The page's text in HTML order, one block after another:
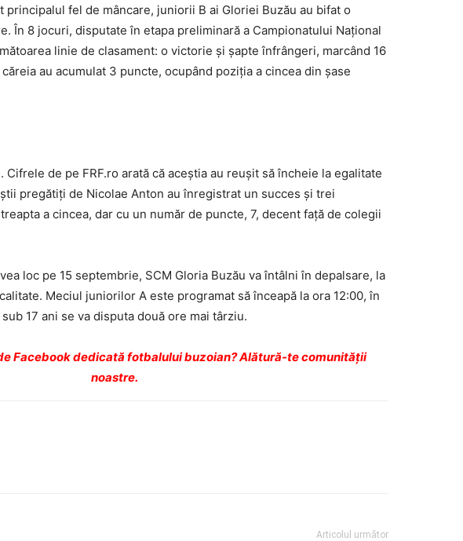
principalul fel de mâncare, juniorii B ai Gloriei Buzău au bifat o
În 8 jocuri, disputate în etapa preliminară a Campionatului Naţional
linie de clasament: o victorie şi şapte înfrângeri, marcând 16
au acumulat 3 puncte, ocupând poziţia a cincea din şase
de pe FRF.ro arată că aceştia au reuşit să încheie la egalitate
pregătiţi de Nicolae Anton au înregistrat un succes şi trei
a cincea, dar cu un număr de puncte, 7, decent faţă de colegii
loc pe 15 septembrie, SCM Gloria Buzău va întâlni în depalsare, la
Meciul juniorilor A este programat să înceapă la ora 12:00, în
17 ani se va disputa două ore mai târziu.
Facebook dedicată fotbalului buzoian? Alătură-te comunității
noastre.
Articolul următor